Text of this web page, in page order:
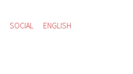
SOCIAL ENGLISH